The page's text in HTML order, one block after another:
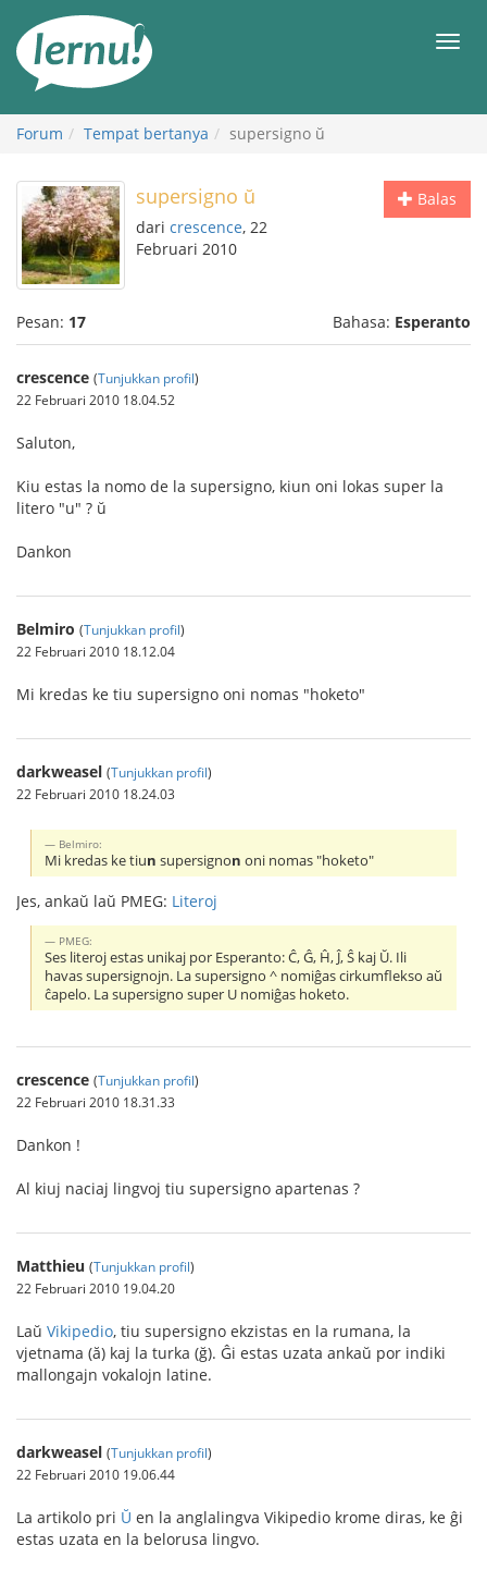
daftar
Forum Tempat bertanya supersigno ŭ
Balas
supersigno ŭ
dari crescence, 22
Februari 2010
Pesan: 17 Bahasa: Esperanto
crescence (Tunjukkan profil)
22 Februari 2010 18.04.52
Saluton,
Kiu estas la nomo de la supersigno, kiun oni lokas super la
litero "u" ? ŭ
Dankon
Belmiro (Tunjukkan profil)
22 Februari 2010 18.12.04
Mi kredas ke tiu supersigno oni nomas "hoketo"
darkweasel (Tunjukkan profil)
22 Februari 2010 18.24.03
Belmiro:
Mi kredas ke tiun supersignon oni nomas "hoketo"
Jes, ankaŭ laŭ PMEG: Literoj
PMEG:
Ses literoj estas unikaj por Esperanto: Ĉ, Ĝ, Ĥ, Ĵ, Ŝ kaj Ŭ. Ili
havas supersignojn. La supersigno ^ nomiĝas cirkumflekso aŭ
ĉapelo. La supersigno super U nomiĝas hoketo.
crescence (Tunjukkan profil)
22 Februari 2010 18.31.33
Dankon !
Al kiuj naciaj lingvoj tiu supersigno apartenas ?
Matthieu (Tunjukkan profil)
22 Februari 2010 19.04.20
Laŭ Vikipedio, tiu supersigno ekzistas en la rumana, la
vjetnama (ă) kaj la turka (ğ). Ĝi estas uzata ankaŭ por indiki
mallongajn vokalojn latine.
darkweasel (Tunjukkan profil)
22 Februari 2010 19.06.44
La artikolo pri Ŭ en la anglalingva Vikipedio krome diras, ke ĝi
estas uzata en la belorusa lingvo.